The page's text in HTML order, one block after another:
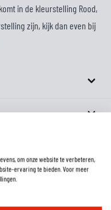
in de kleurstelling Rood,
zijn, kijk dan even bij
om onze website te verbeteren,
ervaring te bieden. Voor meer